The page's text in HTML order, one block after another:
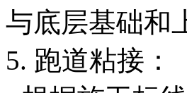
与底层基础和
5. 跑道粘接：